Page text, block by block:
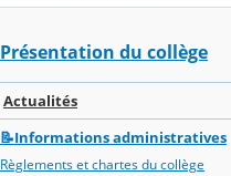
Présentation du collège
Actualités
📝Informations administratives
Règlements et chartes du collège